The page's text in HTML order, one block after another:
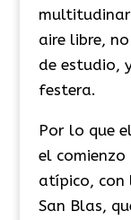
aire libre,
de estudio,
festera.
Por lo que
el
atípico, con
San Blas,